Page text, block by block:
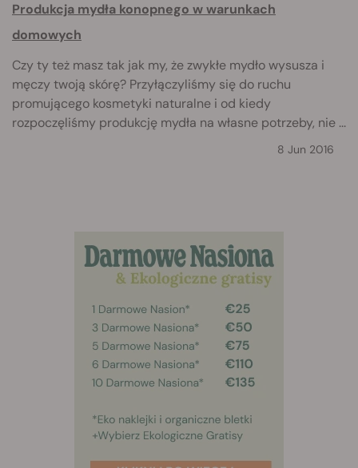
Produkcja mydła konopnego w warunkach
domowych
Czy ty też masz tak jak my, że zwykłe mydło wysusza i
męczy twoją skórę? Przyłączyliśmy się do ruchu
promującego kosmetyki naturalne i od kiedy
rozpoczęliśmy produkcję mydła na własne potrzeby, nie ...
8 Jun 2016